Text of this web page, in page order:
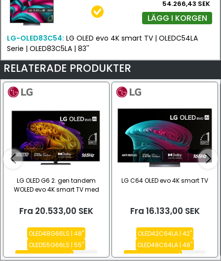
54.266,43 SEK
LÄGG I KORGEN
LG-OLED83C54: LG OLED evo 4K smart TV | OLEDC54LA
Serie | OLED83C5LA | 83''
RELATERADE PRODUKTER
LG OLED G6 2. gen tandem
WOLED evo 4K smart TV med
Fra 20.533,00 SEK
OLED48G66LS | 48"
OLED55G66LS | 55"
OLED65G66LS | 65" Se alla
LG C64 OLED evo 4K smart TV
Fra 16.133,00 SEK
OLED42C64LA | 42"
OLED48C64LA | 48"
OLED55C64LA | 55" Se alla